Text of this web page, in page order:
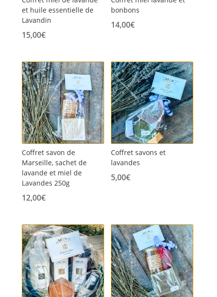
et huile essentielle de
Lavandin
15,00€
bonbons
14,00€
Coffret savon de
Marseille, sachet de
lavande et miel de
Lavandes 250g
12,00€
Coffret savons et
lavandes
5,00€